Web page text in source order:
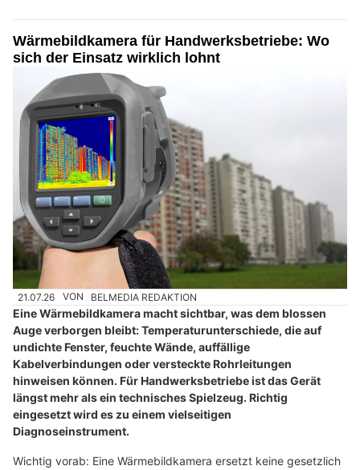
Wärmebildkamera für Handwerksbetriebe: Wo
sich der Einsatz wirklich lohnt
21.07.26 VON BELMEDIA REDAKTION
Eine Wärmebildkamera macht sichtbar, was dem blossen
Auge verborgen bleibt: Temperaturunterschiede, die auf
undichte Fenster, feuchte Wände, auffällige
Kabelverbindungen oder versteckte Rohrleitungen
hinweisen können. Für Handwerksbetriebe ist das Gerät
längst mehr als ein technisches Spielzeug. Richtig
eingesetzt wird es zu einem vielseitigen
Diagnoseinstrument.
Wichtig vorab: Eine Wärmebildkamera ersetzt keine gesetzlich